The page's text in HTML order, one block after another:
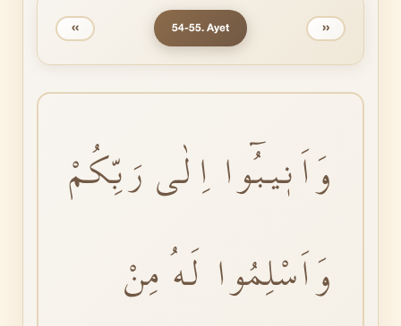
‹‹ 54-55. Ayet ››
وَاَنٖيبُٓوا اِلٰى رَبِّكُمْ
وَاَسْلِمُوا لَهُ مِنْ